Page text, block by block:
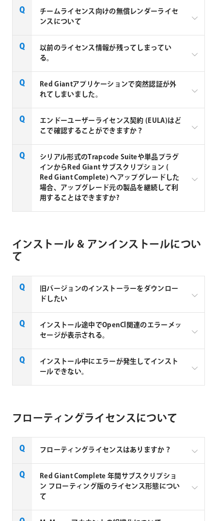
＜Windows＞
＜Mac＞
をご参照ください。
製品名 認証可能バージョン
Magic Bullet Suite 14
Magic Bullet Looks 4
Magic Bullet Colorista IV
v4のみ (旧バージョンの
認証不可)
v3のみ (旧バージョンの
認証不可)
Magic Bullet Mojo II
v2のみ (旧バージョンの
認証不可)
v2のみ (旧バージョンの
認証不可)
Magic Bullet Renoiser
Red Giant または Maxon One サブスクリプション チ
ームライセンス、チームライセンスFloating、チーム
ライセンス Render Node Pack for Red Giant を購入い
ただけます。
Render Node Pack for Red Giant の購入はこちら
※Maxon社の以下のチームライセンスをお使いのユー
ザーの方は、1ライセンスにつき Cinema 4D Render
Only Node、Red Giant Render Only Node が2本ずつ
※Red Giant Render Only Node は、Red Giant製品の
最新バージョンのみ対応です。
チームライセンス向けの無償レンダーライセ
ンスについて
Maxon社の以下のチームライセンスをお使いのユーザ
ーの方は、1ライセンスにつき Cinema 4D Render
無償で付属します。
Maxon One (チーム ライセンス、チーム ライセンス
Floating、チーム ライセンス RLM)
Cinema 4D Render Only Node、Red Giant Render
Only Nodeが1ライセンスにつき各2本づつ付属
Cinema 4D + Red Giant (チーム ライセンス、チーム
ライセンス Floating、チーム ライセンス RLM)
↓↓↓
ライセンス Floating、チーム ライセンス RLM)
2本づつ付属
Cinema 4D (チーム ライセンス、チーム ライセンス
Floating、チーム ライセンス RLM)
Cinema 4D Render Only Nodeが1ライセンスにつき各
2本づつ付属
↓↓↓
Red Giant Render Only Nodeが1ライセンスにつき各2
本づつ付属
Only Nodeは、MyMaxonアカウントで管理するレンダ
ーライセンスです。また Red Giant Render Only Node
【無償レンダーライセンス申請方法】
対象チームライセンスをお使いの方は、MyMaxonア
カウントに該当の無償レンダーライセンスが自動で提
供されます。
以前のライセンス情報が残ってしまってい
る。
＜Windows＞
以下のディレクトリから［製品名.rgs］を削除してく
C:\ProgramData\RedGiant\Licenses
＜Mac＞
/Users/Shared/Red Giant/.prefs
移動後、［com.redgiantsoftware.製品名.plist］を削
除してください。
Red Giantアプリケーションで突然認証が外
れてしまいました。
Red GiantでサインインしているMy Maxonアカウント
をサインアウト後に再度サインインしていただく事で
解決しない場合は、同ページにあります[Red Giant
Application Managerについて]をご参照のうえ、サー
ビスをアンインストール後に再度アプリケーションマ
ネージャーを再インストール後にMy Maxonでサイン
イン後に認証できるかお試しください。
※本製品は認証時から2週間おきにオンラインでライ
エンドーユーザーライセンス契約 (EULA)はど
こで確認することができますか？
Maxon Computer社製品の エンドーユーザーライセ
ンス契約 (EULA)は 下記リンクよりご確認ください。
エンドーユーザーライセンス契約 (EULA)
シリアル形式のTrapcode Suiteや単品プラグ
インからRed Giant サブスクリプション (
Red Giant Complete) へアップグレードした
場合、アップグレード元の製品を継続して利
用することはできますか?
やMaxon Oneへアップグレードした場合、アップグレ
インストール & アンインストールについ
て
旧バージョンのインストーラーをダウンロー
ドしたい
シリアル形式のTrapcode Suite 15とMagic Bullet suite
13、VFX Suite 1をご利用のお客様はMaxon APPより
シリアル形式のライセンスをご利用の場合
(Maxon APPご使用時)
Trapcode 製品 旧バージョンインストーラーが必要な
場合、Maxon Computer株式会社の【 MAXON サポー
ー>サインインし、チケットを作成からチケットを作
成してください。* (*Mymaxonアカウントへのログイ
ンが必要)
インストール途中でOpenCl関連のエラーメッ
セージが表示される。
OpenCL.dllエラーはGPUのWindowsシステムファイル
に関連しています。
インストール中にエラーが発生してインスト
ールできない。
デスクトップに保存した圧縮ファイルをOS純正のア
て展開してください。)
動してインストールできるかお試しください。
フローティングライセンスについて
フローティングライセンスはありますか？
現在、Red Giant製品のフローティングライセンスは
Red Giant Complete 年間サブスクリプション フロー
ティング版
Red Giant Complete 年間サブスクリプショ
ン フローティング版のライセンス形態につい
て